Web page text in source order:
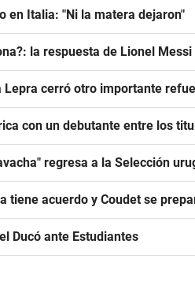
en Italia: "Ni la matera dejaron"
la respuesta de Lionel Messi
Lepra cerró otro importante
con un debutante entre los
regresa a la Selección
tiene acuerdo y Coudet se
Ducó ante Estudiantes